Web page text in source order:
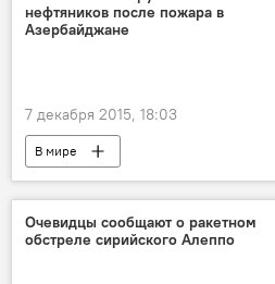
нефтяников после пожара в
Азербайджане
7 декабря 2015, 18:03
В мире
Очевидцы сообщают о ракетном
обстреле сирийского Алеппо